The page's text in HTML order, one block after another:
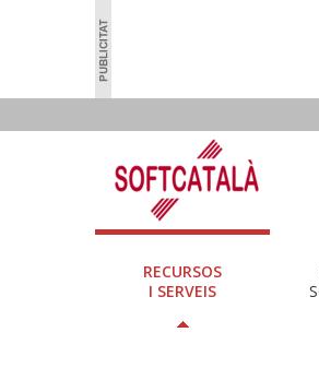
RECURSOS
I SERVEIS